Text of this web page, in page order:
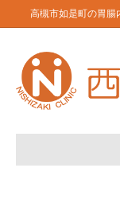
高槻市如是町の胃腸